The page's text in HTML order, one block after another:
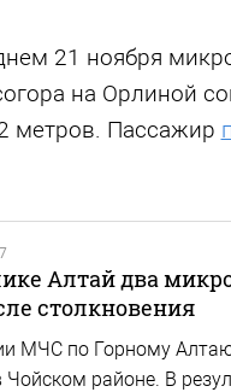
21 ноября
на Орлиной
метров. Пассажир
Алтай два
столкновения
МЧС по Горному
Чойском районе. В